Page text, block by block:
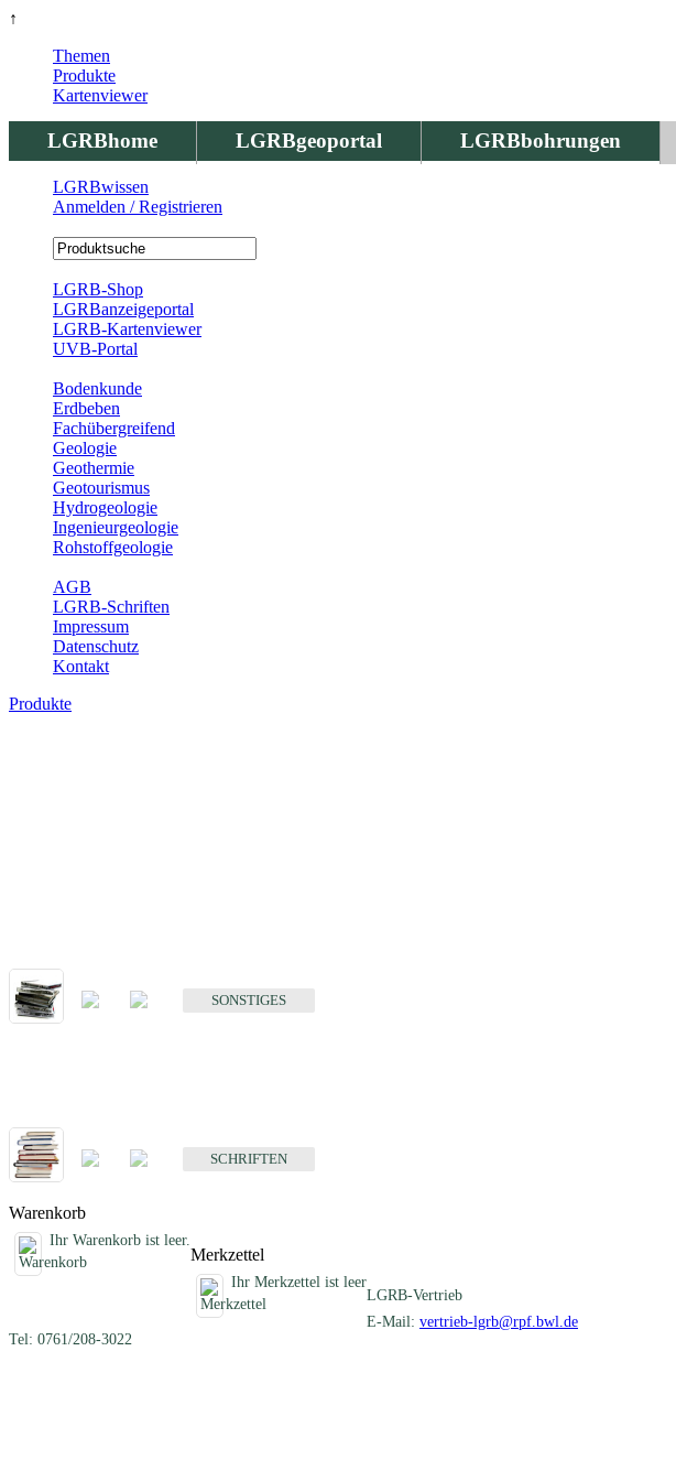
↑
LGRBhome LGRBgeoportal LGRBbohrungen
Themen
Produkte
Kartenviewer
LGRBwissen
Anmelden / Registrieren
LGRB-Shop
LGRBanzeigeportal
LGRB-Kartenviewer
UVB-Portal
Bodenkunde
Erdbeben
Fachübergreifend
Geologie
Geothermie
Geotourismus
Hydrogeologie
Ingenieurgeologie
Rohstoffgeologie
AGB
LGRB-Schriften
Impressum
Datenschutz
Kontakt
Produkte
SONSTIGES
SCHRIFTEN
Warenkorb
Ihr Warenkorb ist leer.
Merkzettel
Ihr Merkzettel ist leer
LGRB-Vertrieb
E-Mail: vertrieb-lgrb@rpf.bwl.de
Tel: 0761/208-3022